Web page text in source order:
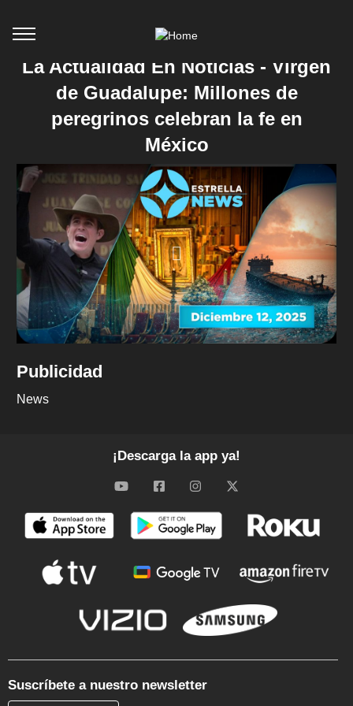
La Actualidad En Noticias - Virgen
de Guadalupe: Millones de
peregrinos celebran la fe en
México
Publicidad
News
¡Descarga la app ya!
Suscríbete a nuestro newsletter